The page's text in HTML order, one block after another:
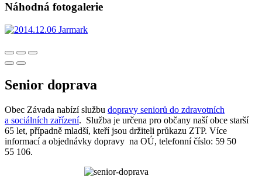
Náhodná fotogalerie
Senior doprava
Obec Závada nabízí službu dopravy seniorů do zdravotních
a sociálních zařízení. Služba je určena pro občany naší obce starší
65 let, případně mladší, kteří jsou držiteli průkazu ZTP. Více
informací a objednávky dopravy na OÚ, telefonní číslo: 59 50
55 106.